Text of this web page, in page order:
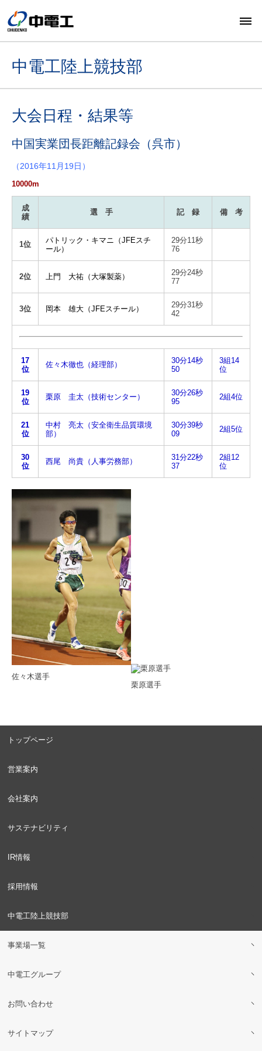
中電工陸上競技部
大会日程・結果等
中国実業団長距離記録会（呉市）
（2016年11月19日）
10000m
成
績
選 手 記 録 備 考
1位
パトリック・キマニ（JFEスチ
ール）
29分11秒
76
2位 上門 大祐（大塚製薬）
29分24秒
77
3位 岡本 雄大（JFEスチール）
29分31秒
42
17
位
佐々木徹也（経理部）
30分14秒
50
3組14
位
19
位
栗原 圭太（技術センター）
30分26秒
95
2組4位
21
位
中村 亮太 （安全衛生品質環境
部）
30分39秒
09
2組5位
30
位
西尾 尚貴（人事労務部）
31分22秒
37
2組12
位
佐々木選手
栗原選手
トップページ
営業案内
会社案内
サステナビリティ
IR情報
採用情報
中電工陸上競技部
事業場一覧
中電工グループ
お問い合わせ
サイトマップ